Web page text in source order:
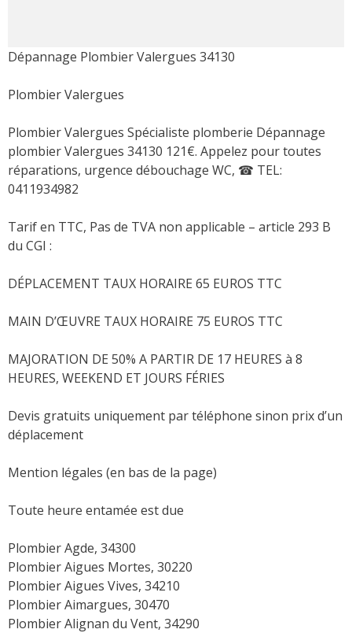
Dépannage Plombier Valergues 34130
Plombier Valergues
Plombier Valergues Spécialiste plomberie Dépannage
plombier Valergues 34130 121€. Appelez pour toutes
réparations, urgence débouchage WC, ☎ TEL:
0411934982
Tarif en TTC, Pas de TVA non applicable – article 293 B
du CGI :
DÉPLACEMENT TAUX HORAIRE 65 EUROS TTC
MAIN D’ŒUVRE TAUX HORAIRE 75 EUROS TTC
MAJORATION DE 50% A PARTIR DE 17 HEURES à 8
HEURES, WEEKEND ET JOURS FÉRIES
Devis gratuits uniquement par téléphone sinon prix d’un
déplacement
Mention légales (en bas de la page)
Toute heure entamée est due
Plombier Agde, 34300
Plombier Aigues Mortes, 30220
Plombier Aigues Vives, 34210
Plombier Aimargues, 30470
Plombier Alignan du Vent, 34290